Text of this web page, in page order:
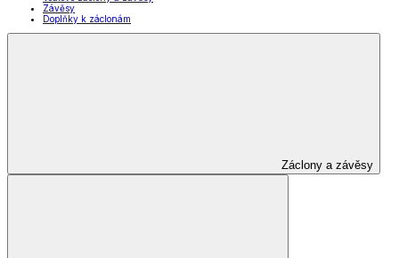
Závěsy
Doplňky k záclonám
Záclony a závěsy